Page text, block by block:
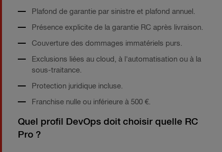
Plafond de garantie par sinistre et plafond annuel.
Présence explicite de la garantie RC après livraison.
Couverture des dommages immatériels purs.
Exclusions liées au cloud, à l'automatisation ou à la
sous-traitance.
Protection juridique incluse.
Franchise nulle ou inférieure à 500 €.
Quel profil DevOps doit choisir quelle RC
Pro ?